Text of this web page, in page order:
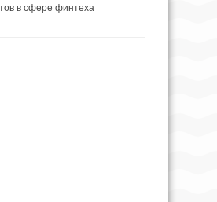
в сфере финтеха